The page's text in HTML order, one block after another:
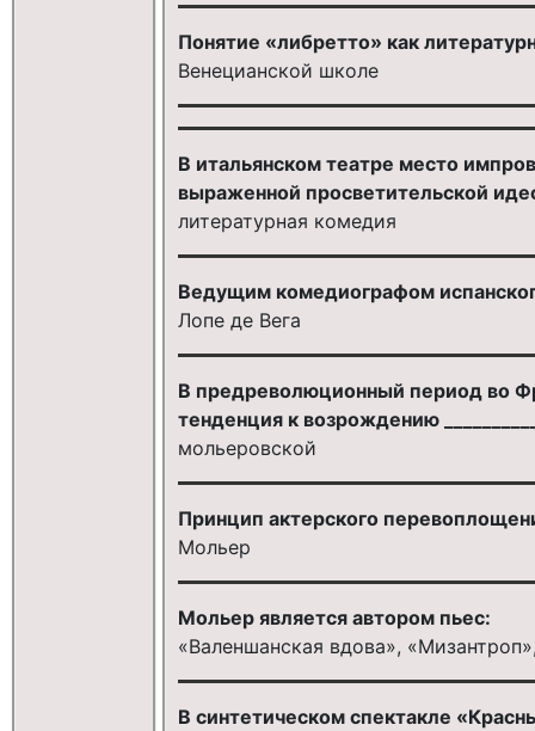
Понятие «либретто» как
Венецианской школе
В итальянском театре место
выраженной просветительской
литературная комедия
Ведущим комедиографом
Лопе де Вега
В предреволюционный период во
тенденция к возрождению
мольеровской
Принцип актерского
Мольер
Мольер является автором пьес:
«Валеншанская вдова»,
В синтетическом спектакле